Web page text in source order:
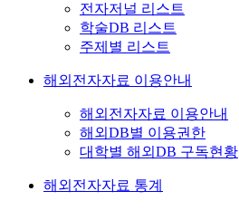
전자저널 리스트
학술DB 리스트
주제별 리스트
해외전자자료 이용안내
해외전자자료 이용안내
해외DB별 이용권한
대학별 해외DB 구독현황
해외전자자료 통계